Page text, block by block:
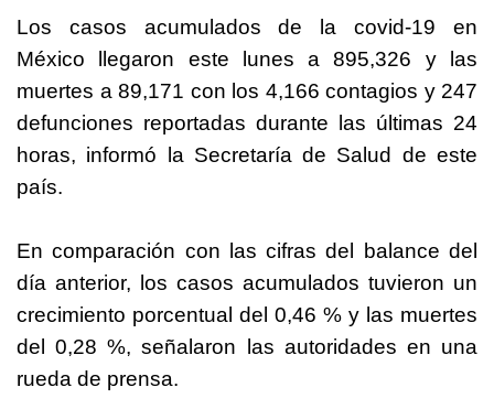
Los casos acumulados de la covid-19 en
México llegaron este lunes a 895,326 y las
muertes a 89,171 con los 4,166 contagios y 247
defunciones reportadas durante las últimas 24
horas, informó la Secretaría de Salud de este
país.
En comparación con las cifras del balance del
día anterior, los casos acumulados tuvieron un
crecimiento porcentual del 0,46 % y las muertes
del 0,28 %, señalaron las autoridades en una
rueda de prensa.